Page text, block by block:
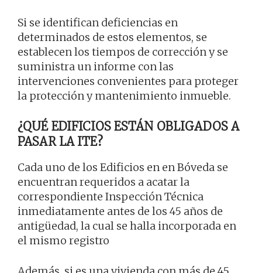
Si se identifican deficiencias en
determinados de estos elementos, se
establecen los tiempos de corrección y se
suministra un informe con las
intervenciones convenientes para proteger
la protección y mantenimiento inmueble.
¿QUÉ EDIFICIOS ESTÁN OBLIGADOS A
PASAR LA ITE?
Cada uno de los Edificios en en Bóveda se
encuentran requeridos a acatar la
correspondiente Inspección Técnica
inmediatamente antes de los 45 años de
antigüedad, la cual se halla incorporada en
el mismo registro